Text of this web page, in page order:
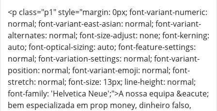
<p class="p1" style="margin: 0px; font-variant-numeric:
normal; font-variant-east-asian: normal; font-variant-
alternates: normal; font-size-adjust: none; font-kerning:
auto; font-optical-sizing: auto; font-feature-settings:
normal; font-variation-settings: normal; font-variant-
position: normal; font-variant-emoji: normal; font-
stretch: normal; font-size: 13px; line-height: normal;
font-family: 'Helvetica Neue';">A nossa equipa &eacute;
bem especializada em prop money, dinheiro falso,